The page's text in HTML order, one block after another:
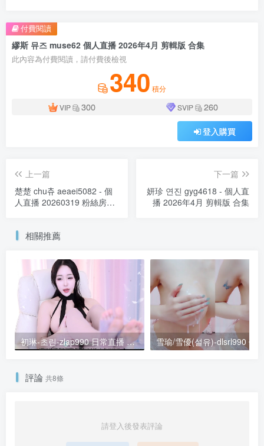
繆斯 뮤즈 muse62 個人直播 2026年4月 剪輯版 合集
此內容為付費閱讀，請付費後檢視
340 積分
VIP
300 SVIP 260
登入購買
付費閱讀
上一篇
楚楚 chu츄 aeaei5082 - 個
人直播 20260319 粉絲房
下一篇
妍珍 연진 gyg4618 - 個人直
播 2026年4月 剪輯版 合集
相關推薦
初琳-초린-zlap990 日常直播 20260121 粉絲房 VIP [1V/2.2G]
評論 共8條
請登入後發表評論